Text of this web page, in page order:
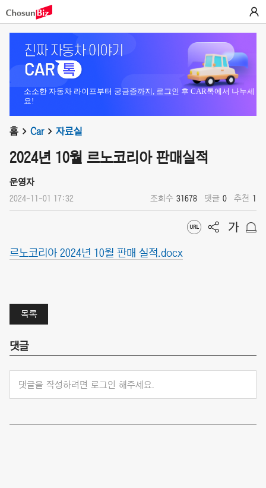
소소한 자동차 라이프부터 궁금증까지, 로그인 후 CAR톡에서 나누세
요!
홈 Car 자료실
2024년 10월 르노코리아 판매실적
운영자
2024-11-01 17:32 조회수 31678 댓글 0 추천 1
르노코리아 2024년 10월 판매 실적.docx
목록
댓글
댓글을 작성하려면 로그인 해주세요.